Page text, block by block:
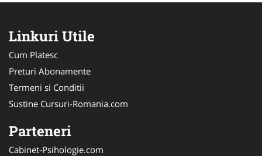
Linkuri Utile
Cum Platesc
Preturi Abonamente
Termeni si Conditii
Sustine Cursuri-Romania.com
Parteneri
Cabinet-Psihologie.com